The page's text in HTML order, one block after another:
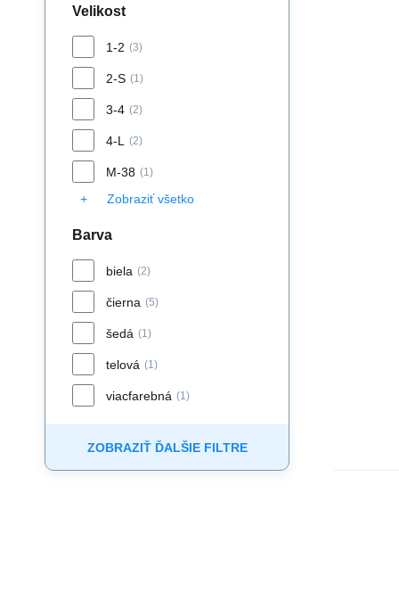
Velikost
1-2 (3)
2-S (1)
3-4 (2)
4-L (2)
M-38 (1)
Zobraziť všetko
Barva
biela (2)
čierna (5)
šedá (1)
telová (1)
viacfarebná (1)
ZOBRAZIŤ ĎALŠIE FILTRE